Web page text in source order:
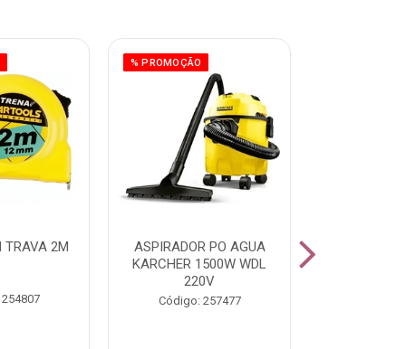
TRAVA 2M
% PROMOÇÃO
ASPIRADOR PO AGUA
KARCHER 1500W WDL
220V
Código: 257477